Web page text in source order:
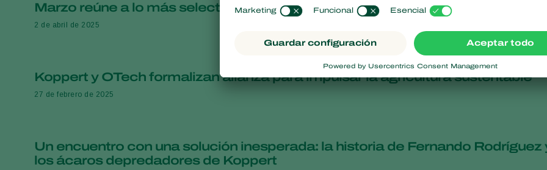
Marzo reúne a lo más selecto de la industria hortícola en Querétaro
2 de abril de 2025
Koppert y OTech formalizan alianza para impulsar la agricultura sustentable
27 de febrero de 2025
Un encuentro con una solución inesperada: la historia de Fernando Rodríguez
los ácaros depredadores de Koppert